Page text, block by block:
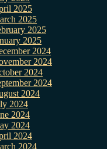
2025
2025
2025
2025
2024
2024
2024
2024
2024
2024
2024
2024
2024
2024